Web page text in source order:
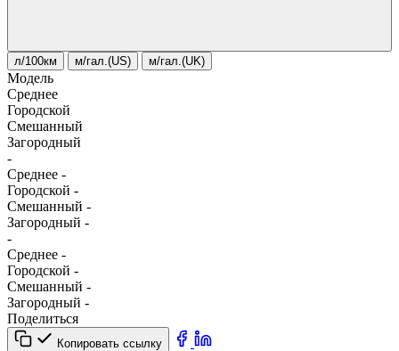
л/100км м/гал.(US) м/гал.(UK)
Модель
Среднее
Городской
Смешанный
Загородный
-
Среднее -
Городской -
Смешанный -
Загородный -
-
Среднее -
Городской -
Смешанный -
Загородный -
Поделиться
Копировать ссылку